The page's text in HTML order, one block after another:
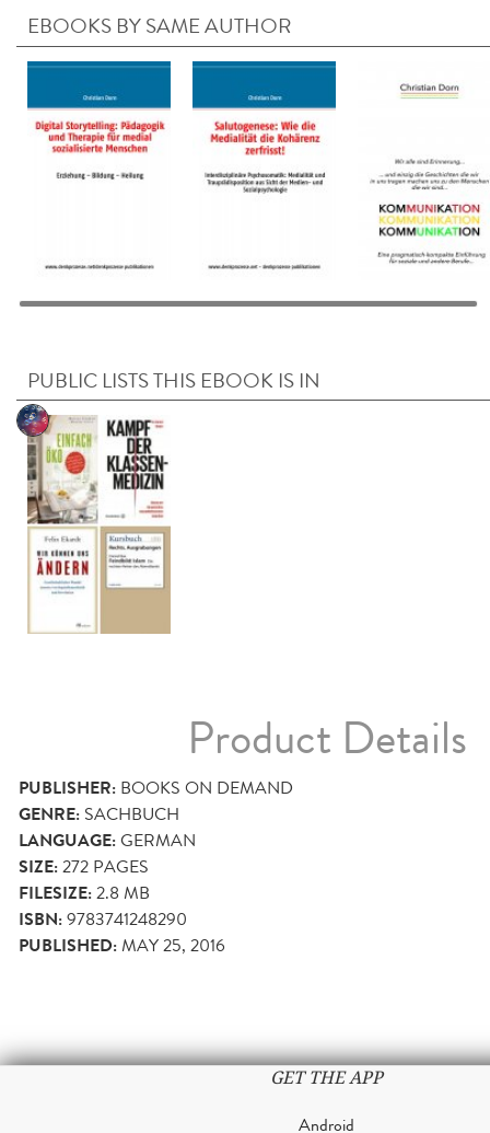
EBOOKS BY SAME AUTHOR
PUBLIC LISTS THIS EBOOK IS IN
Product Details
PUBLISHER: BOOKS ON DEMAND
GENRE: SACHBUCH
LANGUAGE:GERMAN
SIZE:272 PAGES
FILESIZE:2.8 MB
ISBN:9783741248290
PUBLISHED:MAY 25, 2016
GET THE APP
Android